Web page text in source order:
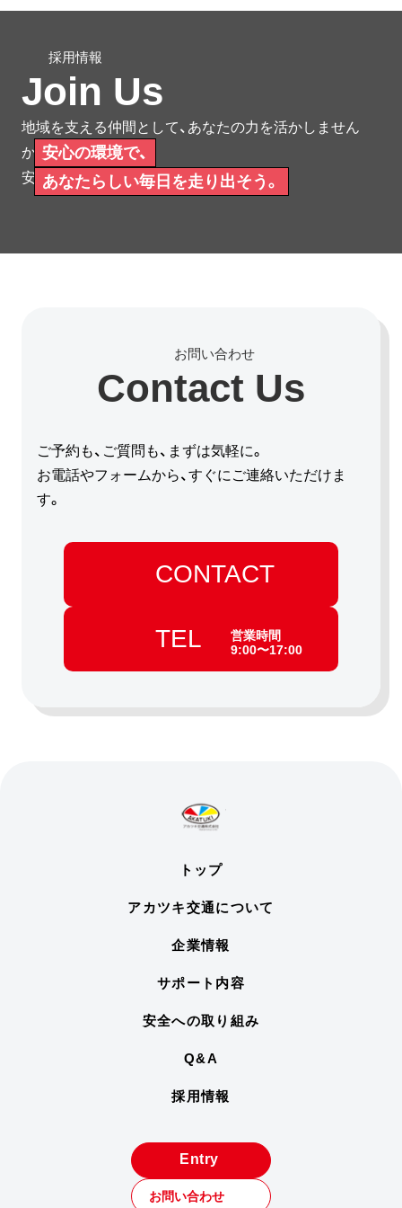
Join Us
地域を支える仲間として、あなたの力を活かしません
か。
安心して働ける環境をご用意しています。
安心の環境で、
あなたらしい毎日を走り出そう。
Contact Us
ご予約も、ご質問も、まずは気軽に。
お電話やフォームから、すぐにご連絡いただけま
す。
CONTACT
TEL
営業時間
9:00〜17:00
トップ
アカツキ交通について
企業情報
サポート内容
安全への取り組み
Q&A
採用情報
お問い合わせ
Entry